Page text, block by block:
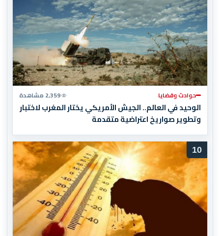
حوادث وقضايا 2,359 مشاهدة
الوحيد في العالم.. الجيش الأمريكي يختار المغرب لاختبار
وتطوير صواريخ اعتراضية متقدمة
10